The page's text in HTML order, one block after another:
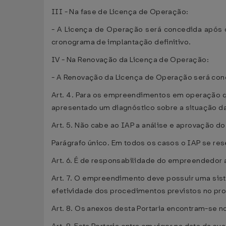
III - Na fase de Licença de Operação:
- A Licença de Operação será concedida
cronograma de implantação definitivo.
IV - Na Renovação da Licença de Operação:
- A Renovação da Licença de Operação será
Art. 4. Para os empreendimentos em operação
apresentado um diagnóstico sobre a situação
Art. 5. Não cabe ao IAP a análise e aprovação do
Parágrafo único. Em todos os casos o IAP se
Art. 6. É de responsabilidade do
Art. 7. O empreendimento deve possuir uma
efetividade dos procedimentos previstos no
Art. 8. Os anexos desta Portaria encontram-se